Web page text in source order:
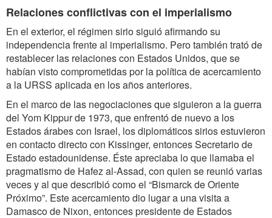
Relaciones conflictivas con el imperialismo
En el exterior, el régimen sirio siguió afirmando su
independencia frente al imperialismo. Pero también trató de
restablecer las relaciones con Estados Unidos, que se
habían visto comprometidas por la política de acercamiento
a la URSS aplicada en los años anteriores.
En el marco de las negociaciones que siguieron a la guerra
del Yom Kippur de 1973, que enfrentó de nuevo a los
Estados árabes con Israel, los diplomáticos sirios estuvieron
en contacto directo con Kissinger, entonces Secretario de
Estado estadounidense. Éste apreciaba lo que llamaba el
pragmatismo de Hafez al-Assad, con quien se reunió varias
veces y al que describió como el “Bismarck de Oriente
Próximo”. Este acercamiento dio lugar a una visita a
Damasco de Nixon, entonces presidente de Estados